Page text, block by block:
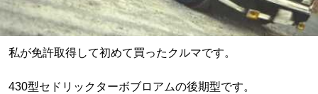
私が免許取得して初めて買ったクルマです。
430型セドリックターボブロアムの後期型です。